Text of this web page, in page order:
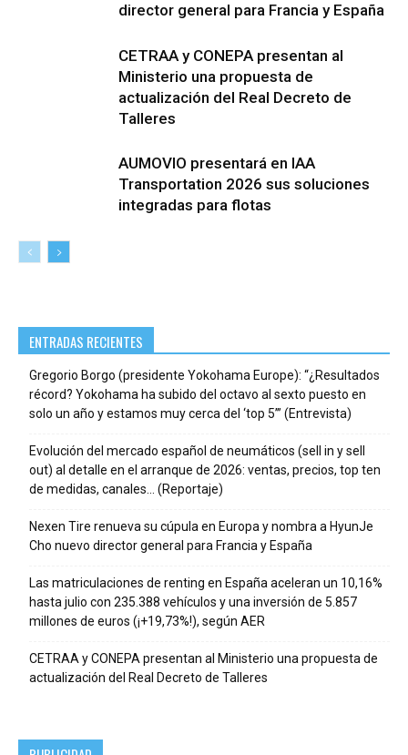
director general para Francia y España
CETRAA y CONEPA presentan al
Ministerio una propuesta de
actualización del Real Decreto de
Talleres
AUMOVIO presentará en IAA
Transportation 2026 sus soluciones
integradas para flotas
ENTRADAS RECIENTES
Gregorio Borgo (presidente Yokohama Europe): “¿Resultados
récord? Yokohama ha subido del octavo al sexto puesto en
solo un año y estamos muy cerca del ‘top 5’” (Entrevista)
Evolución del mercado español de neumáticos (sell in y sell
out) al detalle en el arranque de 2026: ventas, precios, top ten
de medidas, canales… (Reportaje)
Nexen Tire renueva su cúpula en Europa y nombra a HyunJe
Cho nuevo director general para Francia y España
Las matriculaciones de renting en España aceleran un 10,16%
hasta julio con 235.388 vehículos y una inversión de 5.857
millones de euros (¡+19,73%!), según AER
CETRAA y CONEPA presentan al Ministerio una propuesta de
actualización del Real Decreto de Talleres